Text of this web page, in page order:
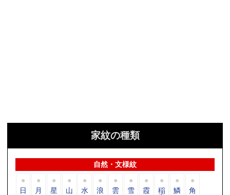
家紋の種類
自然・文様紋
日 月 星 山 水 浪 雲 雪 霞 稲 鱗 角